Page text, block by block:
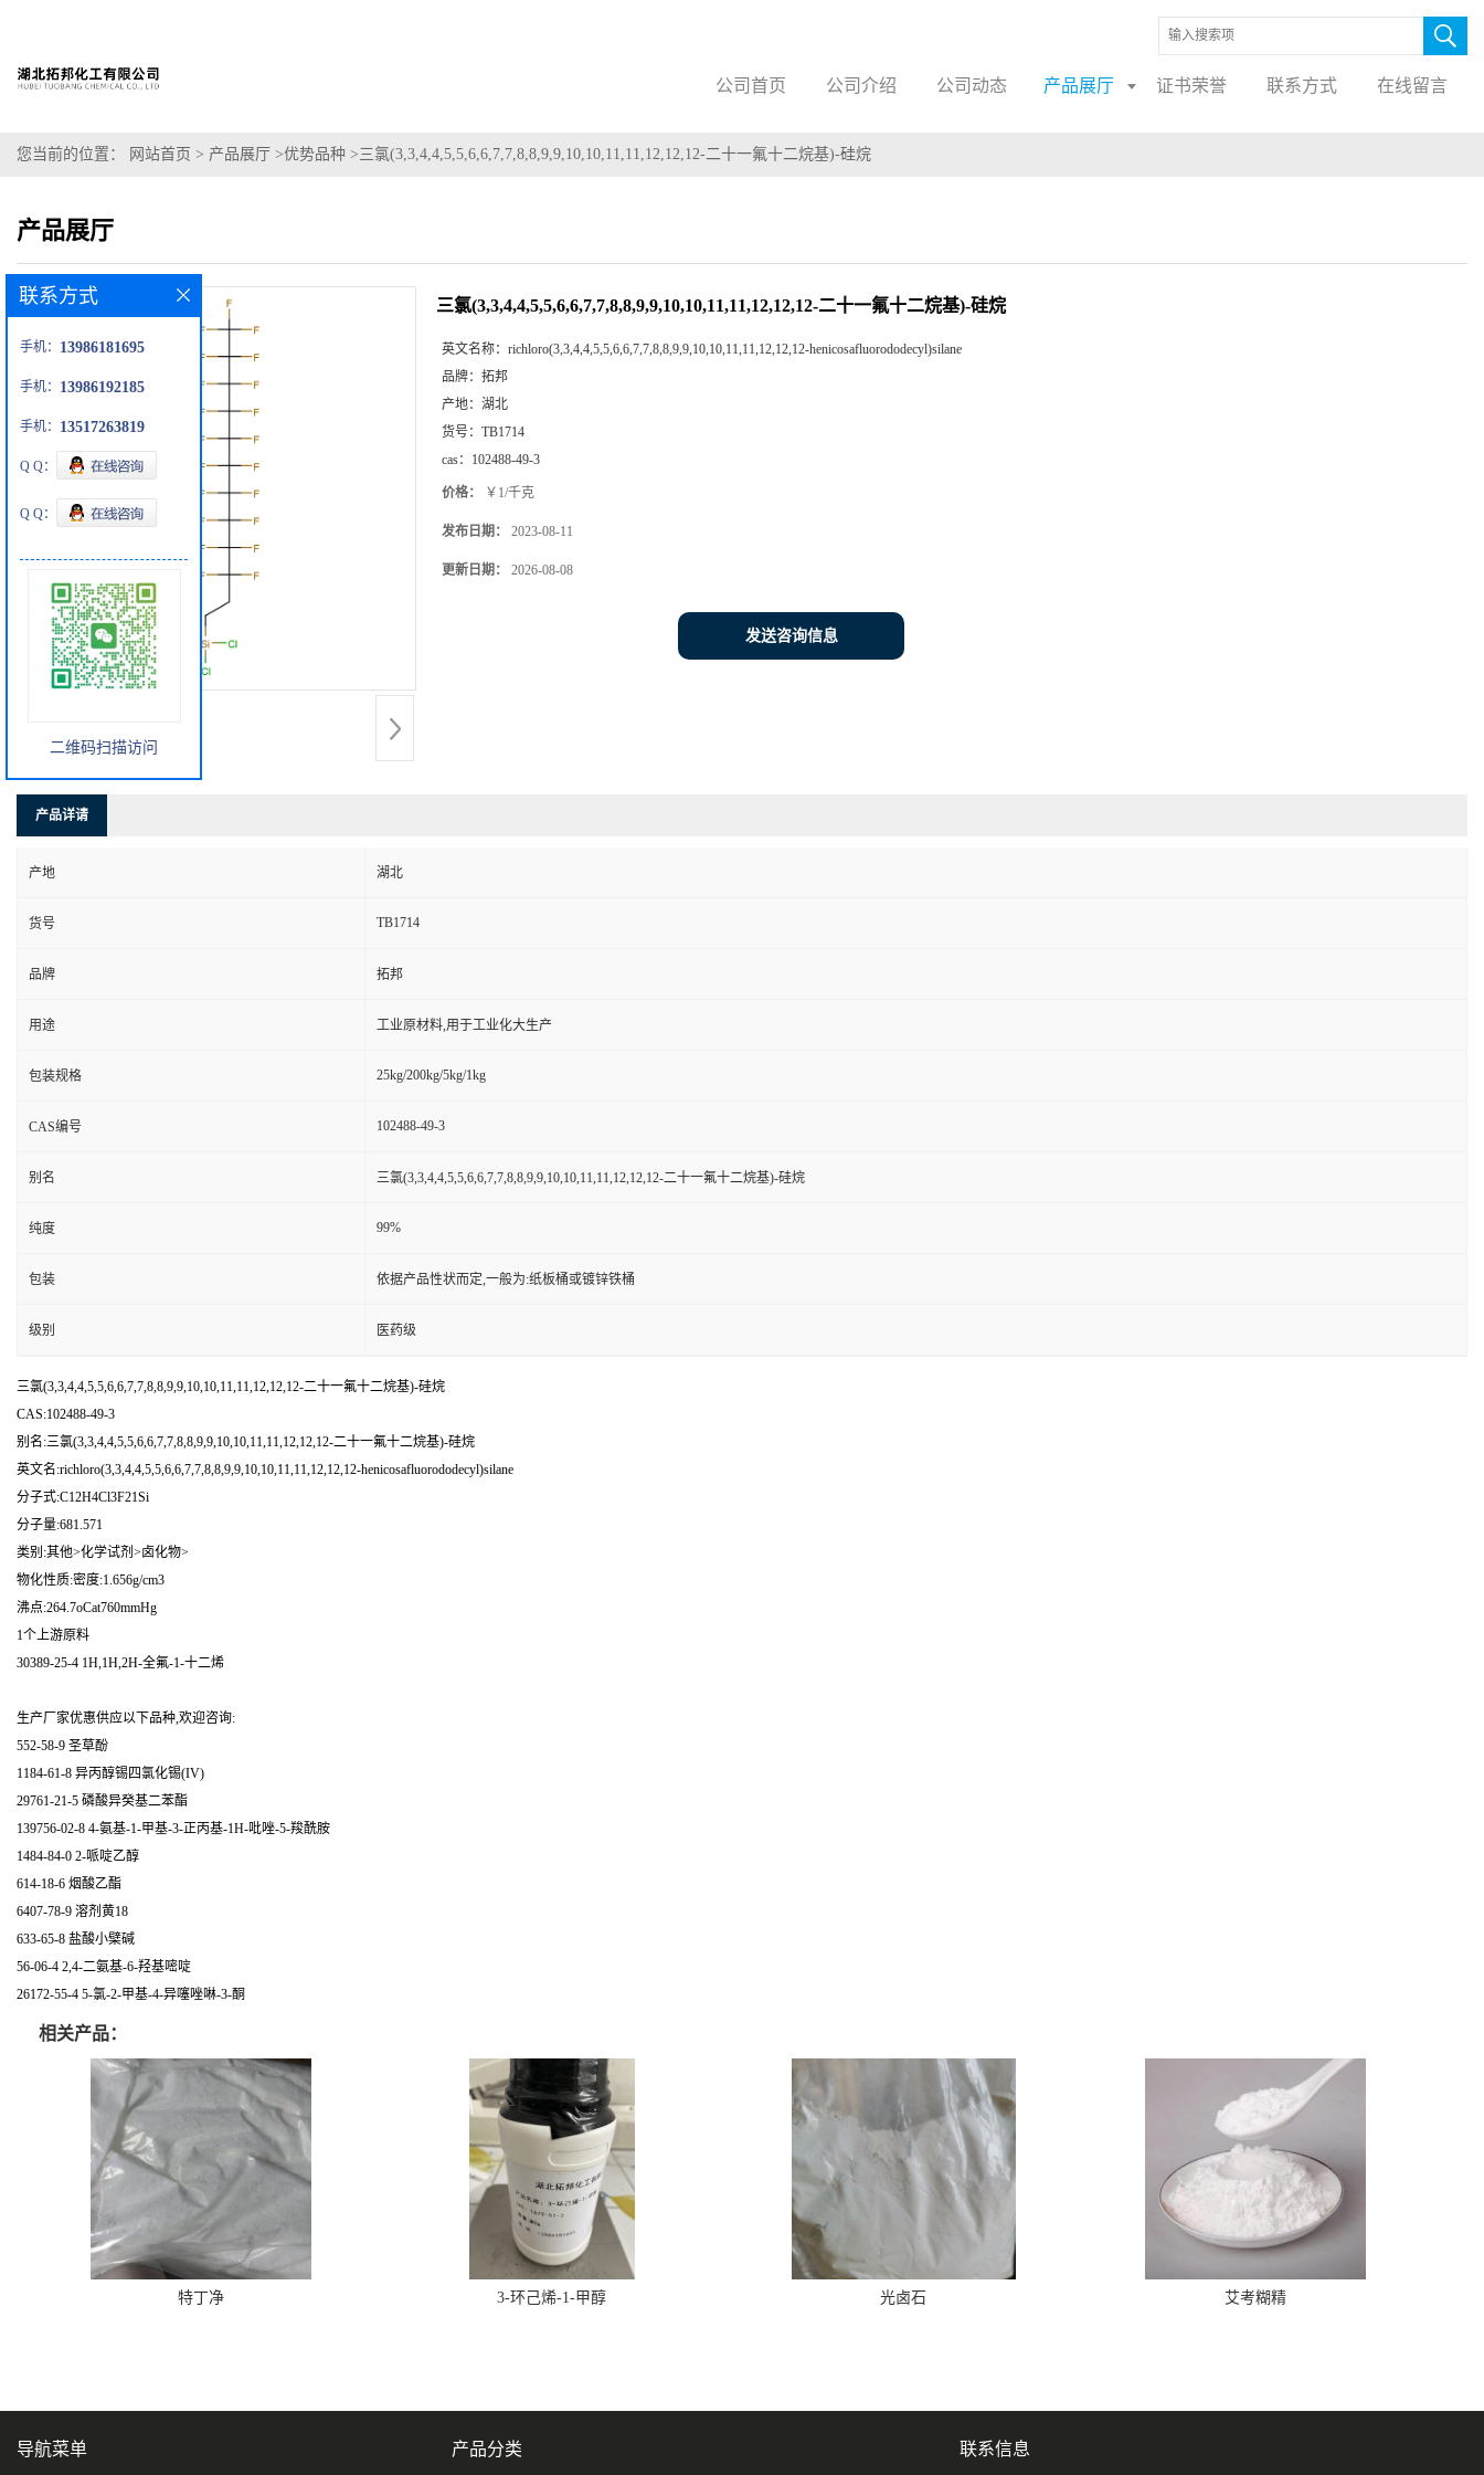
公司首页 公司介绍 公司动态 产品展厅 证书荣誉 联系方式 在线留言
您当前的位置： 网站首页 > 产品展厅 >优势品种 >三氯(3,3,4,4,5,5,6,6,7,7,8,8,9,9,10,10,11,11,12,12,12-二十一氟十二烷基)-硅烷
产品展厅
三氯(3,3,4,4,5,5,6,6,7,7,8,8,9,9,10,10,11,11,12,12,12-二十一氟十二烷基)-硅烷
英文名称： richloro(3,3,4,4,5,5,6,6,7,7,8,8,9,9,10,10,11,11,12,12,12-henicosafluorododecyl)silane
品牌： 拓邦
产地： 湖北
货号： TB1714
cas： 102488-49-3
价格： ￥1/千克
发布日期： 2023-08-11
更新日期： 2026-08-08
发送咨询信息
产品详请
产地 湖北
货号 TB1714
品牌 拓邦
用途 工业原材料,用于工业化大生产
包装规格 25kg/200kg/5kg/1kg
CAS编号 102488-49-3
别名 三氯(3,3,4,4,5,5,6,6,7,7,8,8,9,9,10,10,11,11,12,12,12-二十一氟十二烷基)-硅烷
纯度 99%
包装 依据产品性状而定,一般为:纸板桶或镀锌铁桶
级别 医药级
三氯(3,3,4,4,5,5,6,6,7,7,8,8,9,9,10,10,11,11,12,12,12-二十一氟十二烷基)-硅烷
CAS:102488-49-3
别名:三氯(3,3,4,4,5,5,6,6,7,7,8,8,9,9,10,10,11,11,12,12,12-二十一氟十二烷基)-硅烷
英文名:richloro(3,3,4,4,5,5,6,6,7,7,8,8,9,9,10,10,11,11,12,12,12-henicosafluorododecyl)silane
分子式:C12H4Cl3F21Si
分子量:681.571
类别:其他>化学试剂>卤化物>
物化性质:密度:1.656g/cm3
沸点:264.7oCat760mmHg
1个上游原料
30389-25-4 1H,1H,2H-全氟-1-十二烯
生产厂家优惠供应以下品种,欢迎咨询:
552-58-9 圣草酚
1184-61-8 异丙醇锡四氯化锡(IV)
29761-21-5 磷酸异癸基二苯酯
139756-02-8 4-氨基-1-甲基-3-正丙基-1H-吡唑-5-羧酰胺
1484-84-0 2-哌啶乙醇
614-18-6 烟酸乙酯
6407-78-9 溶剂黄18
633-65-8 盐酸小檗碱
56-06-4 2,4-二氨基-6-羟基嘧啶
26172-55-4 5-氯-2-甲基-4-异噻唑啉-3-酮
相关产品：
特丁净 3-环己烯-1-甲醇 光卤石 艾考糊精
联系方式
手机： 13986181695
手机： 13986192185
手机： 13517263819
Q Q：
Q Q：
二维码扫描访问
导航菜单 产品分类 联系信息